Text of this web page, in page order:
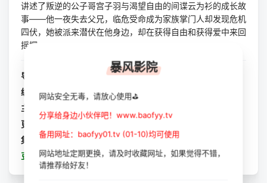
讲述了叛逆的公子哥宫子羽与渴望自由的间谍云为衫的成长故
事——他一夜失去父兄，临危受命成为家族掌门人却发现危机
四伏，她被派来潜伏在他身边，却在获得自由和获得爱中来回
摇摆。
导演：
编剧： 暂无
主演：
更新：
集数： 全24集
豆瓣： 云之羽
暴风影院
网站安全无毒，请放心使用⛳
分享给身边小伙伴吧！www.baofyy.tv
备用网址：baofyy01.tv (01-10)均可使用
网站地址定期更换，请及时收藏网址，如果觉得不错，
请推荐给好友！